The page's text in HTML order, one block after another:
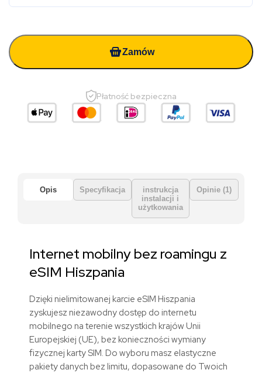
Zamów
Płatność bezpieczna
Opis Specyfikacja
instrukcja
instalacji i
użytkowania
Opinie (1)
Internet mobilny bez roamingu z
eSIM Hiszpania
Dzięki nielimitowanej karcie eSIM Hiszpania
zyskujesz niezawodny dostęp do internetu
mobilnego na terenie wszystkich krajów Unii
Europejskiej (UE), bez konieczności wymiany
fizycznej karty SIM. Do wyboru masz elastyczne
pakiety danych bez limitu, dopasowane do Twoich